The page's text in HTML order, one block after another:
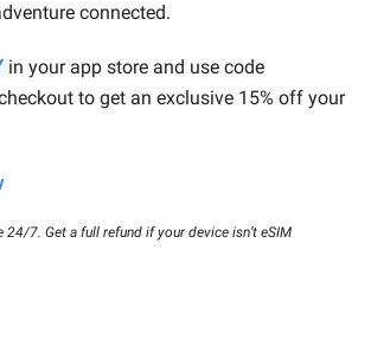
connected.
in your app store and use code
to get an exclusive 15% off your
7. Get a full refund if your device isn’t eSIM